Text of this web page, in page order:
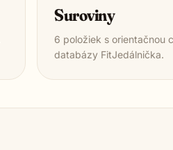
Suroviny
6 položiek s orientačnou
databázy FitJedálnička.